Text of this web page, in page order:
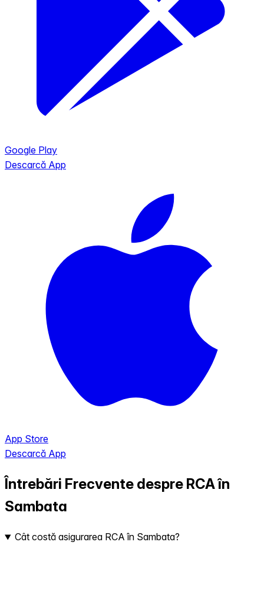
Google Play
Descarcă App
App Store
Descarcă App
Întrebări Frecvente despre RCA în
Sambata
Cât costă asigurarea RCA în Sambata?